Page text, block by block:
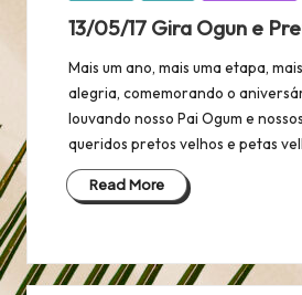
13/05/17 Gira Ogun e
Mais um ano, mais uma etapa,
alegria, comemorando o
louvando nosso Pai Ogum e
queridos pretos velhos e petas
Read More